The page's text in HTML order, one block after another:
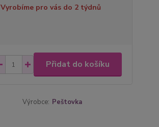
Vyrobíme pro vás do 2 týdnů
Přidat do košíku
Výrobce: Peštovka